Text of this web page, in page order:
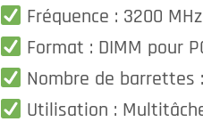
Fréquence : 3200 MHz
Format : DIMM pour
Nombre de barrettes
Utilisation :